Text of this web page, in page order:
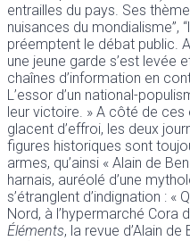
entrailles du pays. Ses
nuisances du mondialisme”,
préemptent le débat public.
une jeune garde s’est levée
chaînes d’information en
L’essor d’un national-
leur victoire. » A côté de
glacent d’effroi, les deux
figures historiques sont
armes, qu’ainsi « Alain de
harnais, auréolé d’une
s’étranglent d’indignation : «
Nord, à l’hypermarché Cora
Éléments, la revue d’Alain